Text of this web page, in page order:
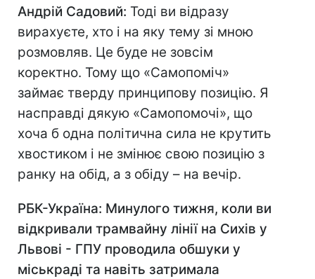
Андрій Садовий: Тоді ви відразу
вирахуєте, хто і на яку тему зі мною
розмовляв. Це буде не зовсім
коректно. Тому що «Самопоміч»
займає тверду принципову позицію. Я
насправді дякую «Самопомочі», що
хоча б одна політична сила не крутить
хвостиком і не змінює свою позицію з
ранку на обід, а з обіду – на вечір.
РБК-Україна: Минулого тижня, коли ви
відкривали трамвайну лінії на Сихів у
Львові - ГПУ проводила обшуки у
міськраді та навіть затримала